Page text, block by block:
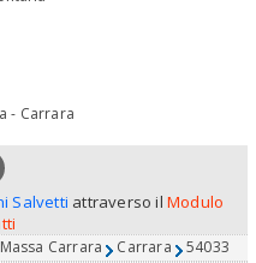
- Carrara
Salvetti attraverso ilModulo
Carrara Carrara 54033